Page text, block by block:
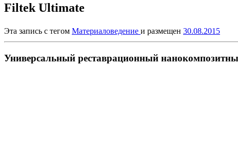
Filtek Ultimate
Эта запись с тегом Материаловедение и размещен 30.08.2015
Универсальный реставрационный